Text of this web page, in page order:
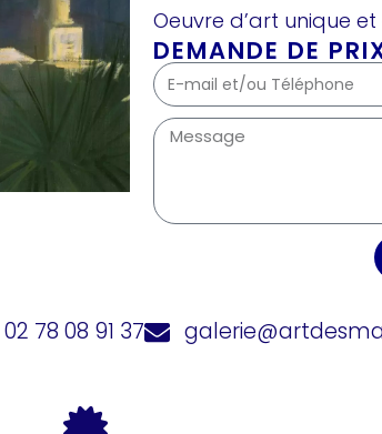
Oeuvre d’art unique
DEMANDE DE
02 78 08 91 37